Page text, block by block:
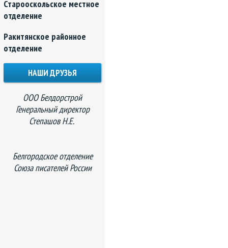
Старооскольское местное
отделение
Ракитянское районное
отделение
НАШИ ДРУЗЬЯ
ООО Белдорстрой
Генеральный директор
Степашов Н.Е.
Белгородское отделение
Союза писателей России